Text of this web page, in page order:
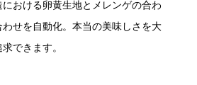
おける卵黄生地とメレンゲの合わ
わせを自動化。本当の美味しさを大
できます。